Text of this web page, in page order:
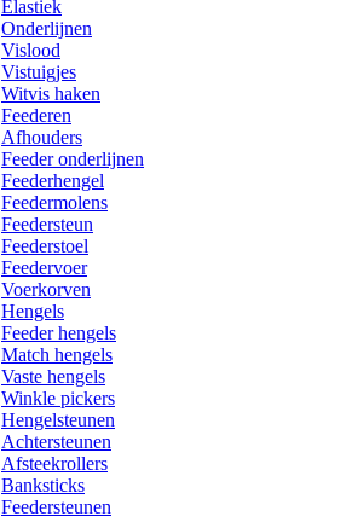
Elastiek
Onderlijnen
Vislood
Vistuigjes
Witvis haken
Feederen
Afhouders
Feeder onderlijnen
Feederhengel
Feedermolens
Feedersteun
Feederstoel
Feedervoer
Voerkorven
Hengels
Feeder hengels
Match hengels
Vaste hengels
Winkle pickers
Hengelsteunen
Achtersteunen
Afsteekrollers
Banksticks
Feedersteunen